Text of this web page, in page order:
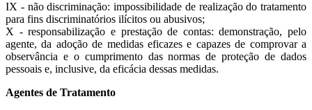
IX - não discriminação: impossibilidade de realização do tratamento
para fins discriminatórios ilícitos ou abusivos;
X - responsabilização e prestação de contas: demonstração, pelo
agente, da adoção de medidas eficazes e capazes de comprovar a
observância e o cumprimento das normas de proteção de dados
pessoais e, inclusive, da eficácia dessas medidas.
Agentes de Tratamento